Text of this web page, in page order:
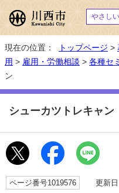
やさし
現在の位置： トップページ >
用 > 雇用・労働相談 > 各種セ
ン
シューカツトレキャン
ページ番号1019576 更新日